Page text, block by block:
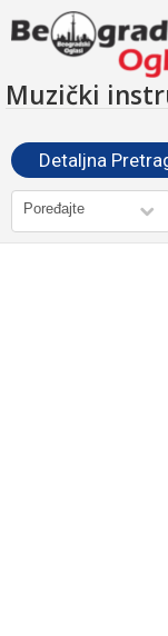
Muzički
Detaljna